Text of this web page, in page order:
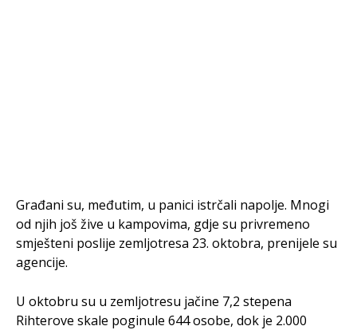
Građani su, međutim, u panici istrčali napolje. Mnogi
od njih još žive u kampovima, gdje su privremeno
smješteni poslije zemljotresa 23. oktobra, prenijele su
agencije.
U oktobru su u zemljotresu jačine 7,2 stepena
Rihterove skale poginule 644 osobe, dok je 2.000